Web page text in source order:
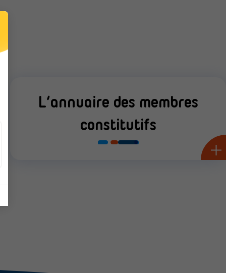
L’annuaire des membres
constitutifs